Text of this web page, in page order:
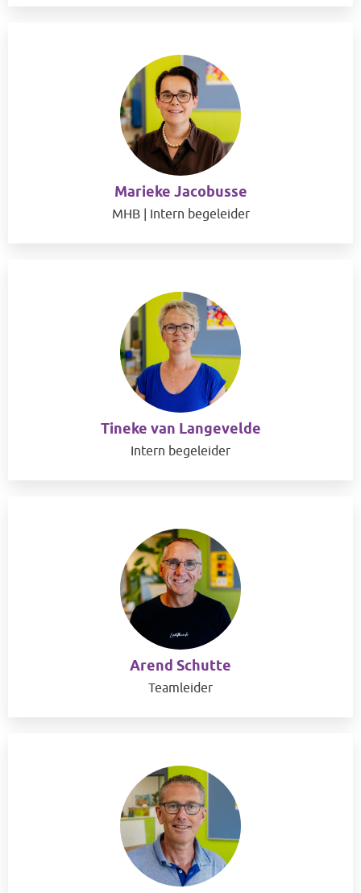
Marieke Jacobusse
MHB | Intern begeleider
Tineke van Langevelde
Intern begeleider
Arend Schutte
Teamleider